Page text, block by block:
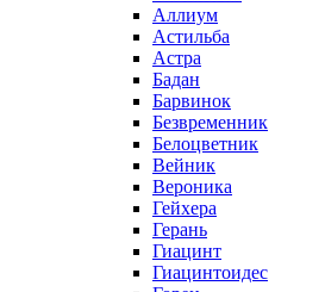
Аллиум
Астильба
Астра
Бадан
Барвинок
Безвременник
Белоцветник
Вейник
Вероника
Гейхера
Герань
Гиацинт
Гиацинтоидес